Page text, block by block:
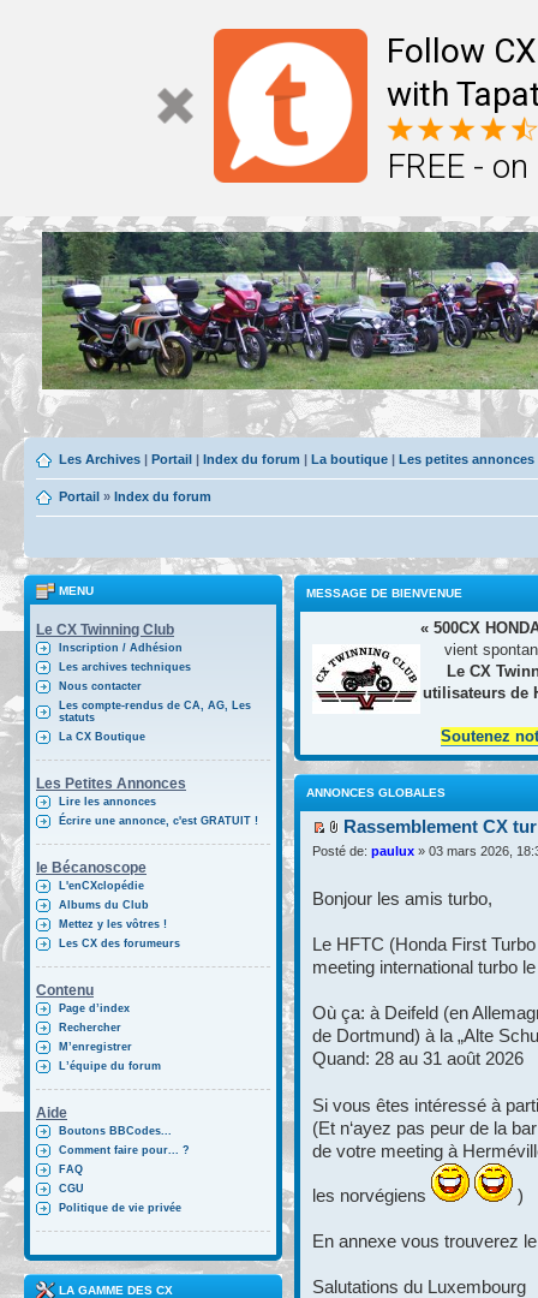
Follow
with
FREE -
Les Archives | Portail | Index du forum | La boutique | Les petites
Portail » Index du forum
MENU
Le CX Twinning Club
Inscription / Adhésion
Les archives techniques
Nous contacter
Les compte-rendus de CA, AG, Les
statuts
La CX Boutique
Les Petites Annonces
Lire les annonces
Écrire une annonce, c'est GRATUIT !
le Bécanoscope
L'enCXclopédie
Albums du Club
Mettez y les vôtres !
Les CX des forumeurs
Contenu
Page d’index
Rechercher
M’enregistrer
L’équipe du forum
Aide
Boutons BBCodes...
Comment faire pour... ?
FAQ
CGU
Politique de vie privée
LA GAMME DES CX
MESSAGE DE BIENVENUE
« 500CX
vient
Le CX
utilisateurs de
Soutenez
ANNONCES GLOBALES
Rassemblement CX
Posté de: paulux » 03 mars 2026,
Bonjour les amis turbo,
Le HFTC (Honda First
meeting international turbo
Où ça: à Deifeld (en
de Dortmund) à la „Alte
Quand: 28 au 31 août 2026
Si vous êtes intéressé à
(Et n‘ayez pas peur de la
de votre meeting à
les norvégiens )
En annexe vous trouverez
Salutations du Luxembourg